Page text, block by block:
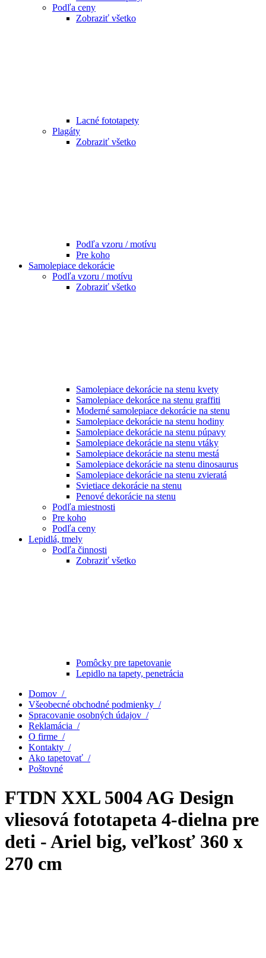
Podľa ceny
Zobraziť všetko
Lacné fototapety
Plagáty
Zobraziť všetko
Podľa vzoru / motívu
Pre koho
Samolepiace dekorácie
Podľa vzoru / motívu
Zobraziť všetko
Samolepiace dekorácie na stenu kvety
Samolepiace dekoráce na stenu graffiti
Moderné samolepiace dekorácie na stenu
Samolepiace dekorácie na stenu hodiny
Samolepiace dekorácie na stenu púpavy
Samolepiace dekorácie na stenu vtáky
Samolepiace dekorácie na stenu mestá
Samolepiace dekorácie na stenu dinosaurus
Samolepiace dekorácie na stenu zvieratá
Svietiace dekorácie na stenu
Penové dekorácie na stenu
Podľa miestnosti
Pre koho
Podľa ceny
Lepidlá, tmely
Podľa činnosti
Zobraziť všetko
Pomôcky pre tapetovanie
Lepidlo na tapety, penetrácia
Domov /
Všeobecné obchodné podmienky /
Spracovanie osobných údajov /
Reklamácia /
O firme /
Kontakty /
Ako tapetovať /
Poštovné
FTDN XXL 5004 AG Design
vliesová fototapeta 4-dielna pre
deti - Ariel big, veľkosť 360 x
270 cm